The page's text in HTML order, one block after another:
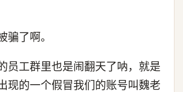
骗了啊。
员工群里也是闹翻天了呐，就是
现的一个假冒我们的账号叫魏老